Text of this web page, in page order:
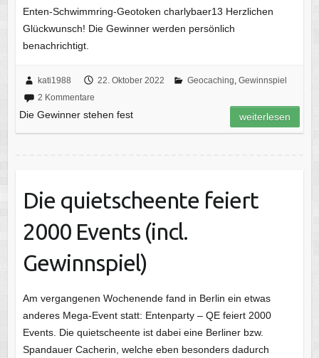
Enten-Schwimmring-Geotoken charlybaer13 Herzlichen
Glückwunsch! Die Gewinner werden persönlich
benachrichtigt.
kati1988 22. Oktober 2022 Geocaching, Gewinnspiel
2 Kommentare
Die Gewinner stehen fest weiterlesen
Die quietscheente feiert
2000 Events (incl.
Gewinnspiel)
Am vergangenen Wochenende fand in Berlin ein etwas
anderes Mega-Event statt: Entenparty – QE feiert 2000
Events. Die quietscheente ist dabei eine Berliner bzw.
Spandauer Cacherin, welche eben besonders dadurch